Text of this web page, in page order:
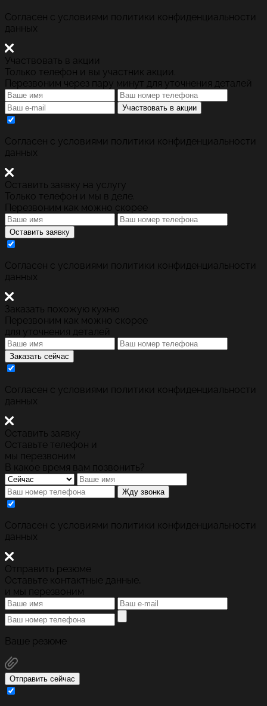
Cогласен с условиями политики конфиденциальности
данных
Участвовать в акции
Только телефон и вы участник акции.
Перезвоним через пару минут для уточнения деталей
Участвовать в акции
Cогласен с условиями политики конфиденциальности
данных
Оставить заявку на услугу
Только телефон и мы в деле.
Перезвоним как можно скорее
Оставить заявку
Cогласен с условиями политики конфиденциальности
данных
Заказать похожую кухню
Перезвоним как можно скорее
для уточнения деталей
Заказать сейчас
Cогласен с условиями политики конфиденциальности
данных
Оставить заявку
Оставьте телефон и
мы перезвоним
В какое время вам позвонить?
Жду звонка
Cогласен с условиями политики конфиденциальности
данных
Отправить резюме
Оставьте контактные данные,
и мы перезвоним
Ваше резюме
Отправить сейчас